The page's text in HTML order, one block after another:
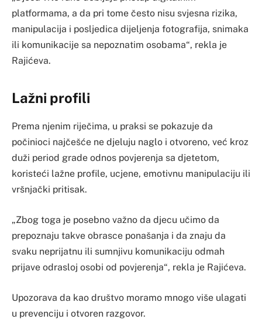
platformama, a da pri tome često nisu svjesna rizika,
manipulacija i posljedica dijeljenja fotografija, snimaka
ili komunikacije sa nepoznatim osobama“, rekla je
Rajićeva.
Lažni profili
Prema njenim riječima, u praksi se pokazuje da
počinioci najčešće ne djeluju naglo i otvoreno, već kroz
duži period grade odnos povjerenja sa djetetom,
koristeći lažne profile, ucjene, emotivnu manipulaciju ili
vršnjački pritisak.
„Zbog toga je posebno važno da djecu učimo da
prepoznaju takve obrasce ponašanja i da znaju da
svaku neprijatnu ili sumnjivu komunikaciju odmah
prijave odrasloj osobi od povjerenja“, rekla je Rajićeva.
Upozorava da kao društvo moramo mnogo više ulagati
u prevenciju i otvoren razgovor.